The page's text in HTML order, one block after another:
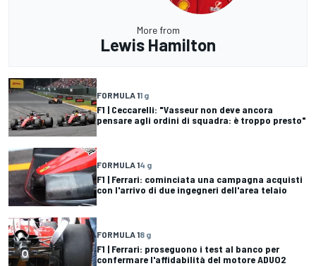
More from
Lewis Hamilton
FORMULA 11 g
F1 | Ceccarelli: "Vasseur non deve ancora
pensare agli ordini di squadra: è troppo presto"
FORMULA 14 g
F1 | Ferrari: cominciata una campagna acquisti
con l'arrivo di due ingegneri dell'area telaio
FORMULA 18 g
F1 | Ferrari: proseguono i test al banco per
confermare l'affidabilità del motore ADUO2